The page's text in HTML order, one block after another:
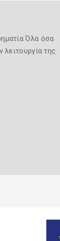
Όλα όσα
λειτουργία της